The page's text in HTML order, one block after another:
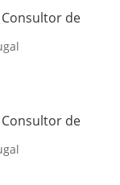
de
de